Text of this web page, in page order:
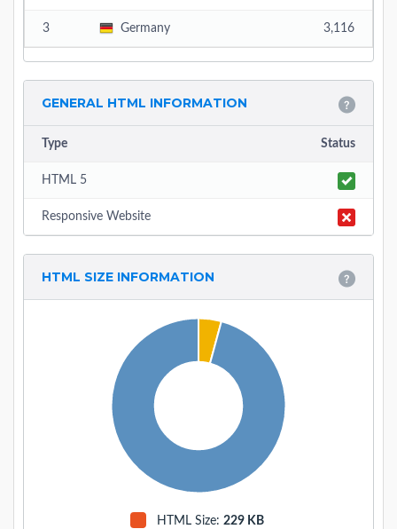
3 Germany 3,116
GENERAL HTML INFORMATION
Type Status
HTML 5
Responsive Website
HTML SIZE INFORMATION
HTML Size: 229 KB